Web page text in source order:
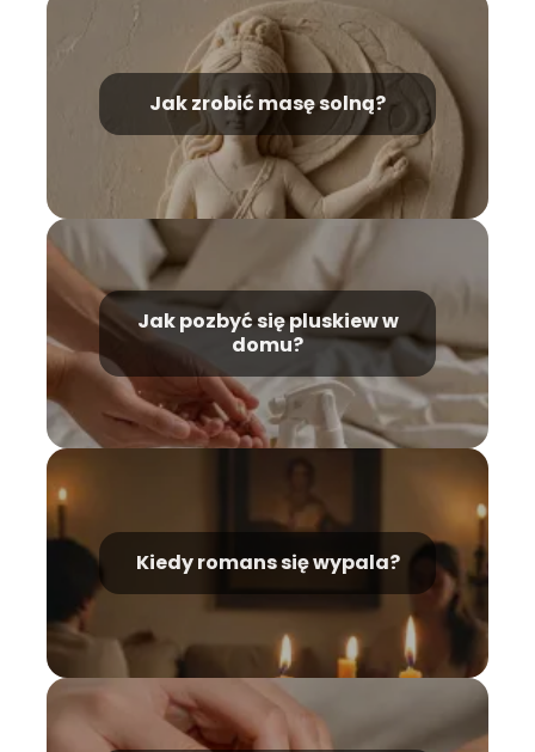
Jak zrobić masę solną?
Jak pozbyć się pluskiew w
domu?
Kiedy romans się wypala?